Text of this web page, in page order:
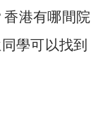
y
Li
s
A
港有哪間院
學可以找到